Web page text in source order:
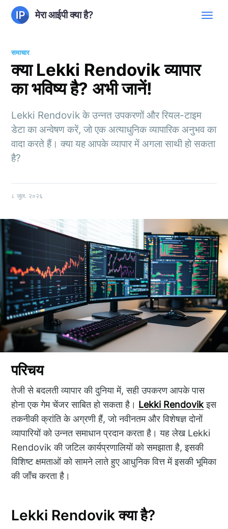
मेरा आईपी क्या है?
समाचार
क्या Lekki Rendovik व्यापार
का भविष्य है? अभी जानें!
Lekki Rendovik के उन्नत उपकरणों और रियल-टाइम
डेटा का अन्वेषण करें, जो एक अत्याधुनिक व्यापारिक अनुभव का
वादा करते हैं। क्या यह आपके व्यापार में अगला साथी हो सकता
है?
८ जुल. २०२६
परिचय
तेजी से बदलती व्यापार की दुनिया में, सही उपकरण आपके पास
होना एक गेम चेंजर साबित हो सकता है। Lekki Rendovikइस
तकनीकी क्रांति के अग्रणी हैं, जो नवीनतम और विशेषज्ञ दोनों
व्यापारियों को उन्नत समाधान प्रदान करता है। यह लेख Lekki
Rendovik की जटिल कार्यप्रणालियों को समझाता है, इसकी
विशिष्ट क्षमताओं को सामने लाते हुए आधुनिक वित्त में इसकी भूमिका
की जाँच करता है।
Lekki Rendovik क्या है?